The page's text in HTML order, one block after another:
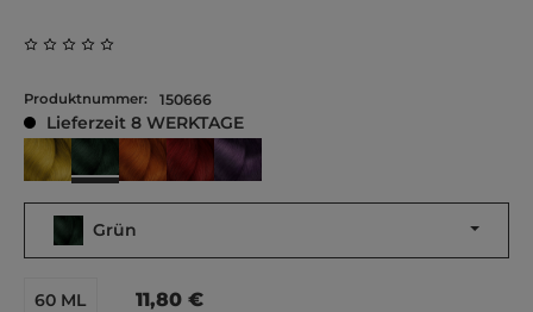
Produktnummer: 150666
Lieferzeit 8 WERKTAGE
Gelb Grün OrangeRot Violett
Grün
60 ML 11,80 €